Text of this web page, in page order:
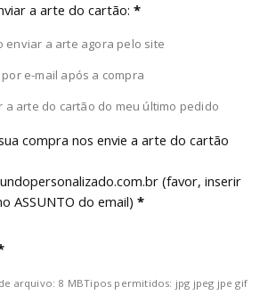
a arte do cartão: *
enviar a arte agora pelo site
por e-mail após a compra
a arte do cartão do meu último pedido
compra nos envie a arte do cartão
(favor, inserir
ASSUNTO do email) *
arquivo: 8 MBTipos permitidos: jpg jpeg jpe gif